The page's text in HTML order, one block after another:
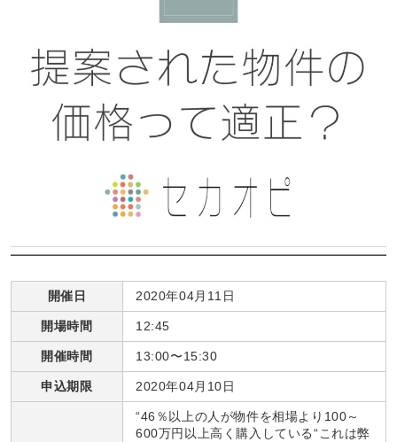
開催日 2020年04月11日
開場時間 12:45
開催時間 13:00〜15:30
申込期限 2020年04月10日
“46％以上の人が物件を相場より100～
600万円以上高く購入している“これは弊